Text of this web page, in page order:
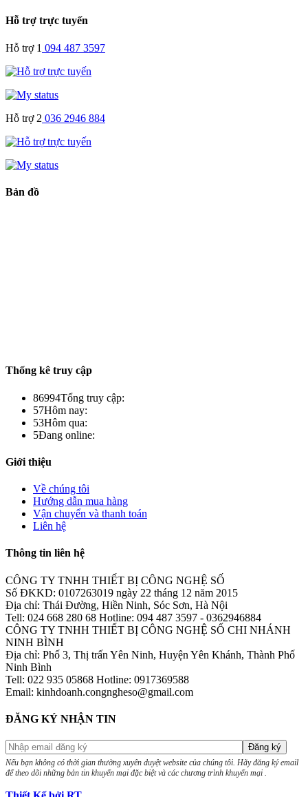
Hỗ trợ trực tuyến
Hỗ trợ 1 094 487 3597
Hỗ trợ 2 036 2946 884
Bản đồ
Thống kê truy cập
86994Tổng truy cập:
57Hôm nay:
53Hôm qua:
5Đang online:
Giới thiệu
Về chúng tôi
Hướng dẫn mua hàng
Vận chuyển và thanh toán
Liên hệ
Thông tin liên hệ
CÔNG TY TNHH THIẾT BỊ CÔNG NGHỆ SỐ
Số ĐKKD: 0107263019 ngày 22 tháng 12 năm 2015
Địa chỉ: Thái Đường, Hiền Ninh, Sóc Sơn, Hà Nội
Tell: 024 668 280 68 Hotline: 094 487 3597 - 0362946884
CÔNG TY TNHH THIẾT BỊ CÔNG NGHỆ SỐ CHI NHÁNH
NINH BÌNH
Địa chỉ: Phố 3, Thị trấn Yên Ninh, Huyện Yên Khánh, Thành Phố
Ninh Bình
Tell: 022 935 05868 Hotline: 0917369588
Email: kinhdoanh.congngheso@gmail.com
ĐĂNG KÝ NHẬN TIN
Nếu bạn không có thời gian thường xuyên duyệt website của chúng tôi. Hãy đăng ký email
để theo dõi những bản tin khuyến mại đặc biệt và các chương trình khuyến mại .